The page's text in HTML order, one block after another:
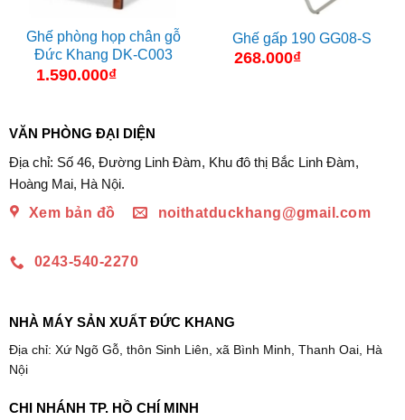
Ghế phòng họp chân gỗ
Đức Khang DK-C003
1.590.000₫
Ghế gấp 190 GG08-S
268.000₫
VĂN PHÒNG ĐẠI DIỆN
Địa chỉ: Số 46, Đường Linh Đàm, Khu đô thị Bắc Linh Đàm,
Hoàng Mai, Hà Nội.
Xem bản đồ
noithatduckhang@gmail.com
0243-540-2270
NHÀ MÁY SẢN XUẤT ĐỨC KHANG
Địa chỉ: Xứ Ngõ Gỗ, thôn Sinh Liên, xã Bình Minh, Thanh Oai, Hà
Nội
CHI NHÁNH TP. HỒ CHÍ MINH